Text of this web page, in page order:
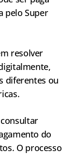
pelo Super
resolver
diferentes ou
do
O processo